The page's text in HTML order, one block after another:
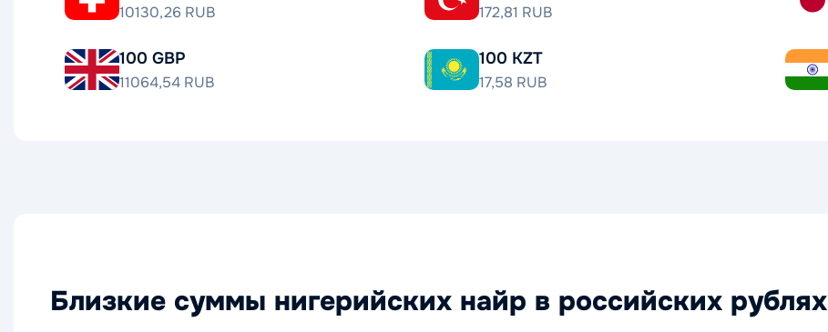
10130,26 RUB 172,81 RUB
100 GBP
11064,54 RUB
100 KZT
17,58 RUB
Близкие суммы нигерийских найр в российских рублях